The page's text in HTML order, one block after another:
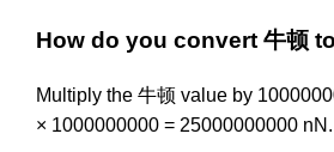
How do you convert 牛顿
Multiply the 牛顿 value by
× 1000000000 = 25000000000 nN.